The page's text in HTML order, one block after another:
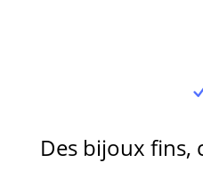
Des bijoux fins,